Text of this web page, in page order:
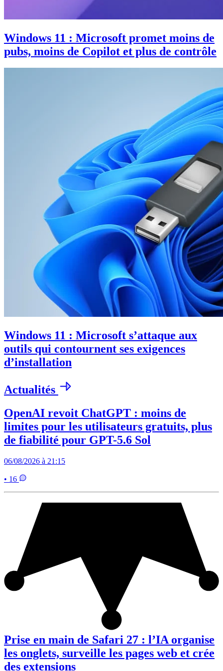
Windows 11 : Microsoft promet moins de
pubs, moins de Copilot et plus de contrôle
Windows 11 : Microsoft s’attaque aux
outils qui contournent ses exigences
d’installation
Actualités
OpenAI revoit ChatGPT : moins de
limites pour les utilisateurs gratuits, plus
de fiabilité pour GPT-5.6 Sol
06/08/2026 à 21:15
• 16
Prise en main de Safari 27 : l’IA organise
les onglets, surveille les pages web et crée
des extensions